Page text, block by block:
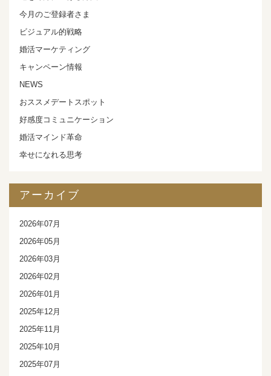
今月のご登録者さま
ビジュアル的戦略
婚活マーケティング
キャンペーン情報
NEWS
おススメデートスポット
好感度コミュニケーション
婚活マインド革命
幸せになれる思考
アーカイブ
2026年07月
2026年05月
2026年03月
2026年02月
2026年01月
2025年12月
2025年11月
2025年10月
2025年07月